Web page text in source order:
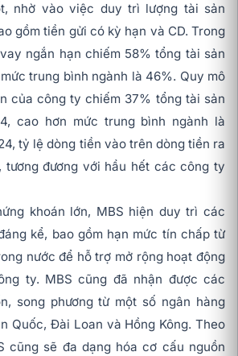
nhờ vào việc duy trì lượng tài sản
gồm tiền gửi có kỳ hạn và CD. Trong
ngắn hạn chiếm 58% tổng tài sản
trung bình ngành là 46%. Quy mô
của công ty chiếm 37% tổng tài sản
cao hơn mức trung bình ngành là
tỷ lệ dòng tiền vào trên dòng tiền ra
tương đương với hầu hết các công ty
khoán lớn, MBS hiện duy trì các
kể, bao gồm hạn mức tín chấp từ
nước để hỗ trợ mở rộng hoạt động
ty. MBS cũng đã nhận được các
song phương từ một số ngân hàng
Quốc, Đài Loan và Hồng Kông. Theo
cũng sẽ đa dạng hóa cơ cấu nguồn